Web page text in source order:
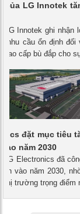
của LG Innotek
LG Innotek ghi
nhu cầu ổn định đối
cao cấp bù đắp cho
đặt mục tiêu
năm 2030
LG Electronics đã
vào năm 2030,
trường trọng điểm